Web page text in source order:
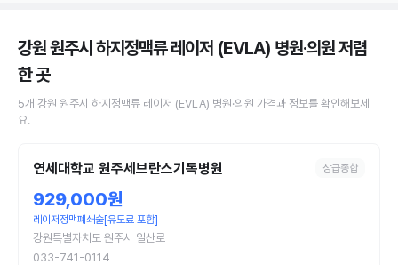
강원 원주시 하지정맥류 레이저 (EVLA) 병원·의원저렴
한 곳
5개 강원 원주시 하지정맥류 레이저 (EVLA) 병원·의원 가격과 정보를 확인해보세
요.
연세대학교 원주세브란스기독병원 상급종합
929,000원
레이저정맥폐쇄술[유도료 포함]
강원특별자치도 원주시 일산로
033-741-0114